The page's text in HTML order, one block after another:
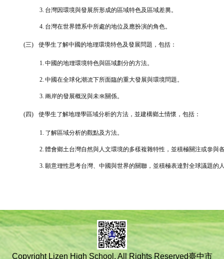
3. 台灣因環境與發展所形成的區域特色及區域差異。
4. 台灣在世界體系中所處的地位及應扮演的角色。
(三) 使學生了解中國的地理環境特色及發展問題，包括：
1. 中國的地理環境特色與區域劃分的方法。
2. 中國在全球化潮流下所面臨的重大發展與環境問題。
3. 兩岸的發展概況與未來關係。
(四) 使學生了解地理學區域分析的方法，並建構鄉土情懷，包括：
1. 了解區域分析的觀點及方法。
2. 體會鄉土台灣自然與人文環境的多樣複雜特性，並積極關注或參與
3. 願意理性思考台灣、中國與世界的關聯，並積極表達對全球議題的
Copyright Lizen High School. All Rights Reserved臺中市